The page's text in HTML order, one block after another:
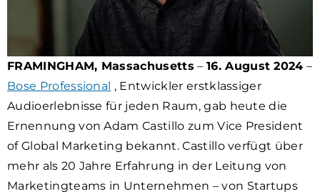
FRAMINGHAM, Massachusetts – 16. August 2024 –
Bose Professional , Entwickler erstklassiger
Audioerlebnisse für jeden Raum, gab heute die
Ernennung von Adam Castillo zum Vice President
of Global Marketing bekannt. Castillo verfügt über
mehr als 20 Jahre Erfahrung in der Leitung von
Marketingteams in Unternehmen – von Startups